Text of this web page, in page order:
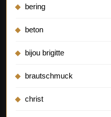
bering
beton
bijou brigitte
brautschmuck
christ